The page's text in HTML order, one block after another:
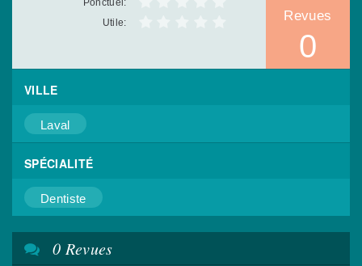
Ponctuel:
Utile:
Revues
0
VILLE
Laval
SPÉCIALITÉ
Dentiste
0 Revues